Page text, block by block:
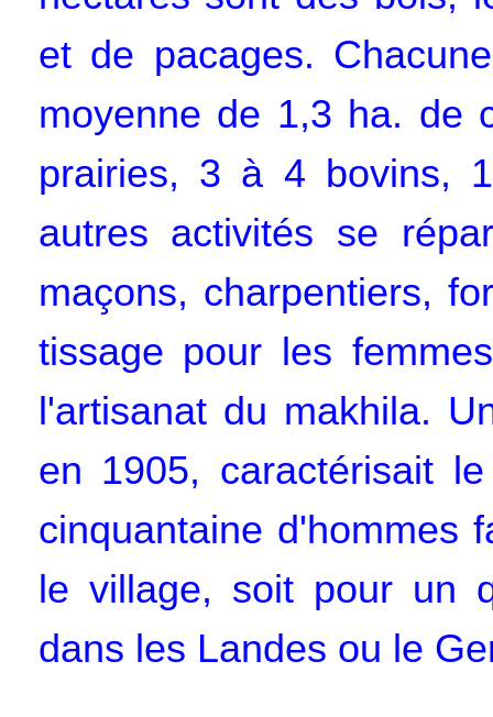
et de pacages.
moyenne de 1,3 ha. de
prairies, 3 à 4 bovins,
autres activités se
maçons, charpentiers,
tissage pour les
l'artisanat du makhila.
en 1905, caractérisait
cinquantaine d'hommes
le village, soit pour un
dans les Landes ou le